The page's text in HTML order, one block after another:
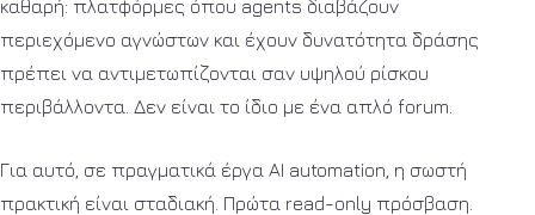
καθαρή: πλατφόρμες όπου agents διαβάζουν
περιεχόμενο αγνώστων και έχουν δυνατότητα δράσης
πρέπει να αντιμετωπίζονται σαν υψηλού ρίσκου
περιβάλλοντα. Δεν είναι το ίδιο με ένα απλό forum.
Για αυτό, σε πραγματικά έργα AI automation, η σωστή
πρακτική είναι σταδιακή. Πρώτα read-only πρόσβαση.